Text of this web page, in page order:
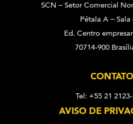
SCN – Setor Comercial
Pétala A – Sala
Ed. Centro
70714-900
CONTATO
Tel: +55 21
AVISO DE